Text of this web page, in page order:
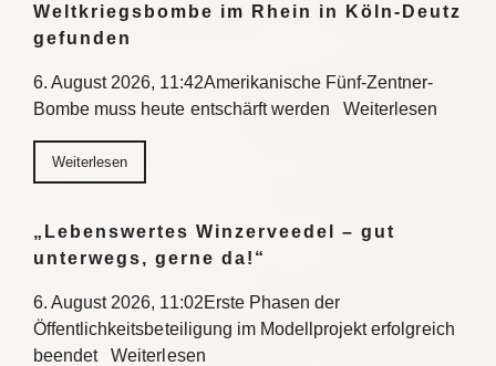
Weltkriegsbombe im Rhein in Köln-Deutz
gefunden
6. August 2026, 11:42Amerikanische Fünf-Zentner-
Bombe muss heute entschärft werden Weiterlesen
Weiterlesen
„Lebenswertes Winzerveedel – gut
unterwegs, gerne da!“
6. August 2026, 11:02Erste Phasen der
Öffentlichkeitsbeteiligung im Modellprojekt erfolgreich
beendet Weiterlesen